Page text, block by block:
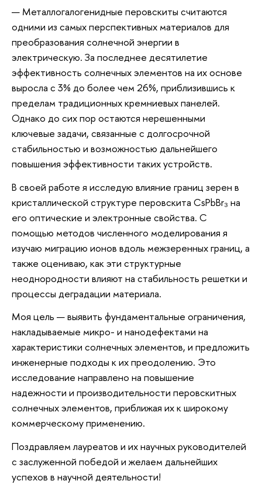
— Металлогалогенидные перовскиты считаются
одними из самых перспективных материалов для
преобразования солнечной энергии в
электрическую. За последнее десятилетие
эффективность солнечных элементов на их основе
выросла с 3% до более чем 26%, приблизившись к
пределам традиционных кремниевых панелей.
Однако до сих пор остаются нерешенными
ключевые задачи, связанные с долгосрочной
стабильностью и возможностью дальнейшего
повышения эффективности таких устройств.
В своей работе я исследую влияние границ зерен в
кристаллической структуре перовскита CsPbBr₃ на
его оптические и электронные свойства. С
помощью методов численного моделирования я
изучаю миграцию ионов вдоль межзеренных границ, а
также оцениваю, как эти структурные
неоднородности влияют на стабильность решетки и
процессы деградации материала.
Моя цель — выявить фундаментальные ограничения,
накладываемые микро- и нанодефектами на
характеристики солнечных элементов, и предложить
инженерные подходы к их преодолению. Это
исследование направлено на повышение
надежности и производительности перовскитных
солнечных элементов, приближая их к широкому
коммерческому применению.
Поздравляем лауреатов и их научных руководителей
с заслуженной победой и желаем дальнейших
успехов в научной деятельности!